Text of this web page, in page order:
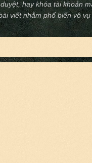
hay khóa tài khoản
viết nhằm phổ biến vô